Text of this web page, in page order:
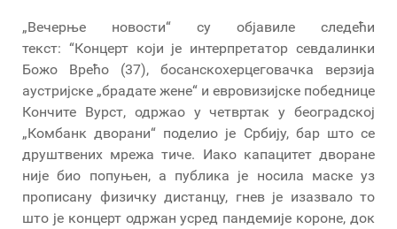
„Вечерње новости“ су објавиле следећи
текст: “Концерт који је интерпретатор севдалинки
Божо Врећо (37), босанскохерцеговачка верзија
аустријске „брадате жене“ и евровизијске победнице
Кончите Вурст, одржао у четвртак у београдској
„Комбанк дворани“ поделио је Србију, бар што се
друштвених мрежа тиче. Иако капацитет дворане
није био попуњен, а публика је носила маске уз
прописану физичку дистанцу, гнев је изазвало то
што је концерт одржан усред пандемије короне, док